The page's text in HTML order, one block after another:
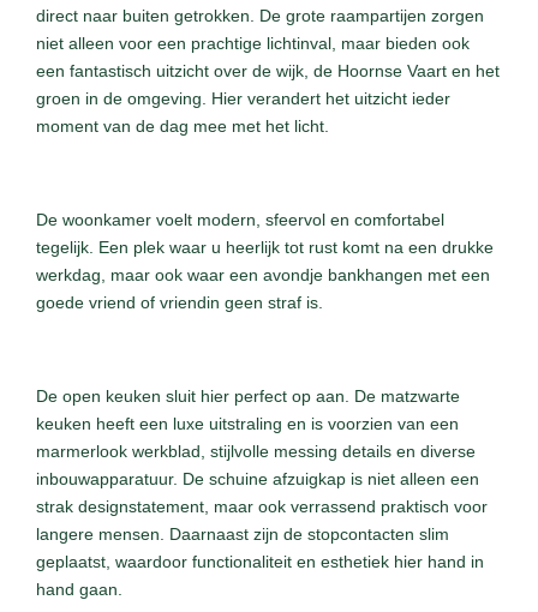
direct naar buiten getrokken. De grote raampartijen zorgen
niet alleen voor een prachtige lichtinval, maar bieden ook
een fantastisch uitzicht over de wijk, de Hoornse Vaart en het
groen in de omgeving. Hier verandert het uitzicht ieder
moment van de dag mee met het licht.
De woonkamer voelt modern, sfeervol en comfortabel
tegelijk. Een plek waar u heerlijk tot rust komt na een drukke
werkdag, maar ook waar een avondje bankhangen met een
goede vriend of vriendin geen straf is.
De open keuken sluit hier perfect op aan. De matzwarte
keuken heeft een luxe uitstraling en is voorzien van een
marmerlook werkblad, stijlvolle messing details en diverse
inbouwapparatuur. De schuine afzuigkap is niet alleen een
strak designstatement, maar ook verrassend praktisch voor
langere mensen. Daarnaast zijn de stopcontacten slim
geplaatst, waardoor functionaliteit en esthetiek hier hand in
hand gaan.